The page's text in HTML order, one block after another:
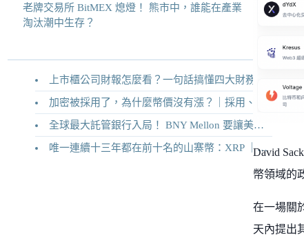
老牌交易所 BitMEX 熄燈！ 熊市中，誰能在產業
淘汰潮中生存？
上市櫃公司財報怎麼看？一句話搞懂四大財務報表
加密被採用了，為什麼幣價沒有漲？｜採用、收入與代幣價值捕獲
全球最大託管銀行入局！ BNY Mellon 要讓美債交易 24/7 不打烊
唯一連續十三年都在前十名的山寨幣：XRP ｜Ripple 2026 介紹David
幣領域的
在一場關
天內提出